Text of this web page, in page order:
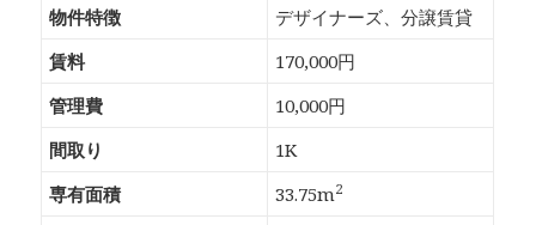
物件特徴
デザイナーズ、分譲賃貸
賃料
170,000円
管理費
10,000円
間取り
1K
専有面積
33.75m2